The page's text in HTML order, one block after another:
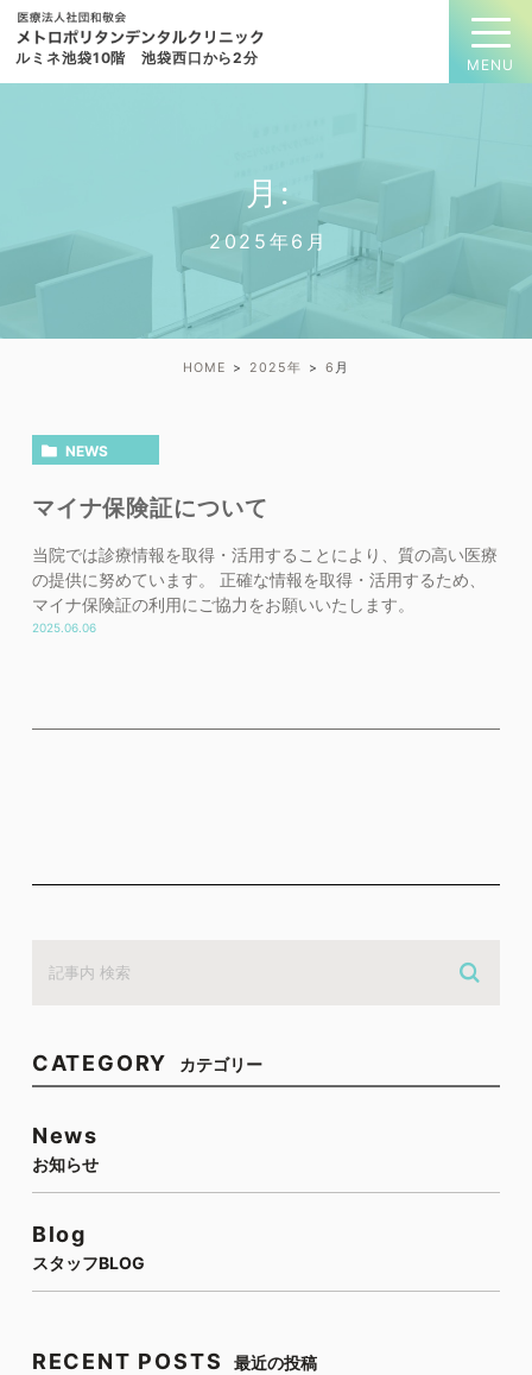
ルミネ池袋10階 池袋西口から2分
月:
2025年6月
HOME 2025年 6 月
NEWS
マイナ保険証について
当院では診療情報を取得・活用することにより、質の高い医療
の提供に努めています。 正確な情報を取得・活用するため、
マイナ保険証の利用にご協力をお願いいたします。
2025.06.06
CATEGORY カテゴリー
News
お知らせ
Blog
スタッフBLOG
RECENT POSTS 最近の投稿